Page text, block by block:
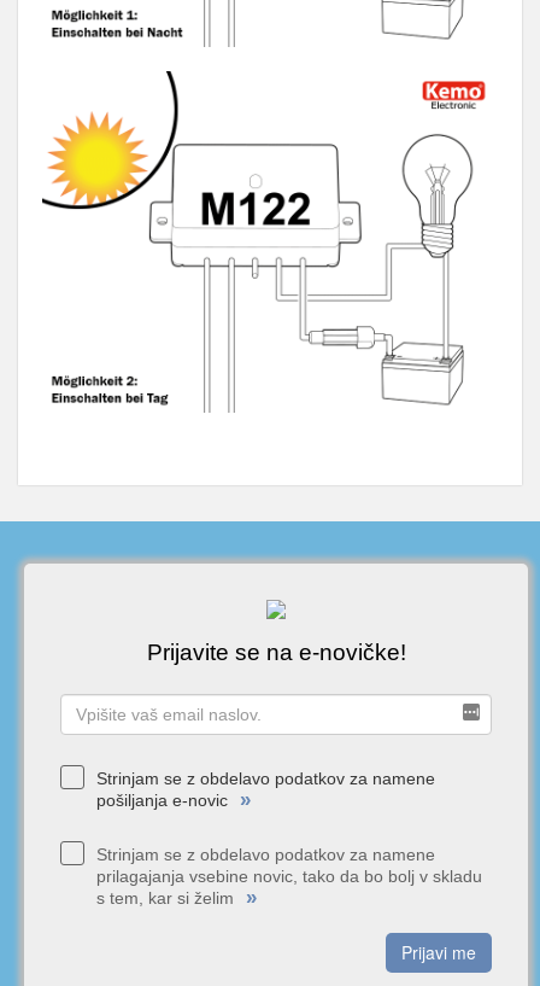
Prijavite se na e-novičke!
Strinjam se z obdelavo podatkov za namene
pošiljanja e-novic
»
Strinjam se z obdelavo podatkov za namene
prilagajanja vsebine novic, tako da bo bolj v skladu
s tem, kar si želim
»
Prijavi me